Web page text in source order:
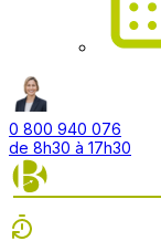
0 800 940 076
de 8h30 à 17h30